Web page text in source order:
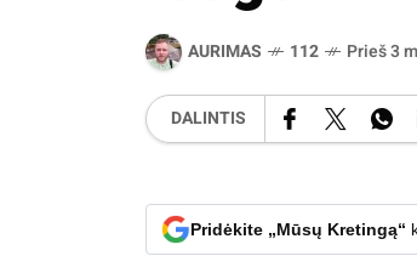
AURIMAS 112 Prieš 3
DALINTIS
Pridėkite „Mūsų Kretingą“